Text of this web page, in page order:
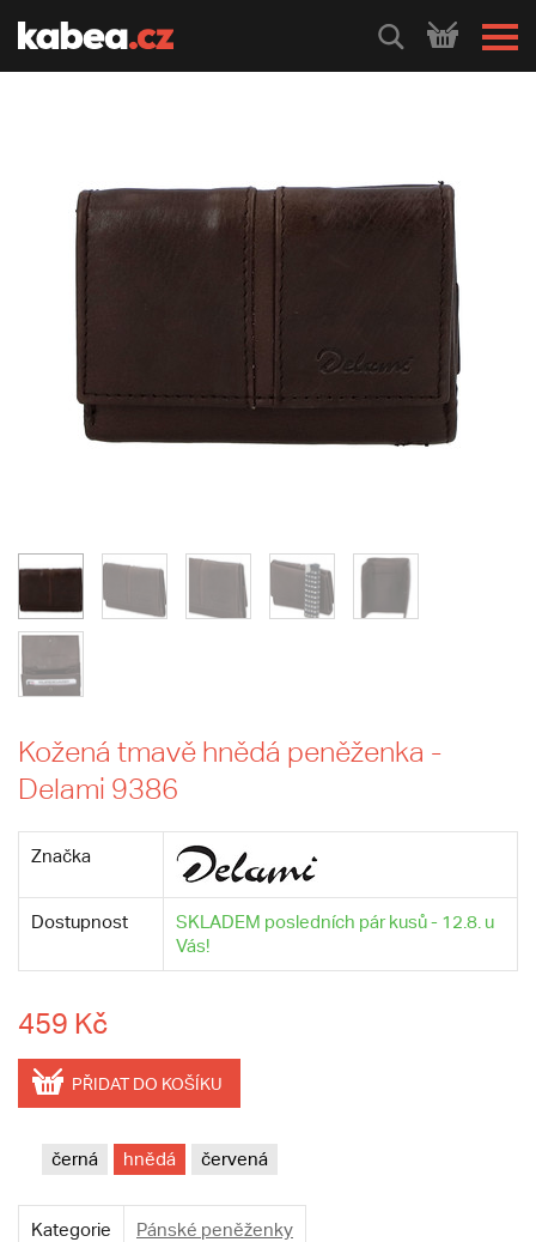
HLEDEJ
Kožená tmavě hnědá peněženka -
Delami 9386
Značka
Dostupnost
SKLADEM posledních pár kusů - 12.8. u
Vás!
459 Kč
PŘIDAT DO KOŠÍKU
černá hnědá červená
Kategorie Pánské peněženky